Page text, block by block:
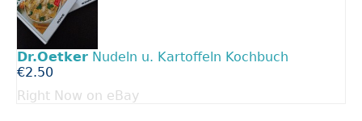
Dr.Oetker Nudeln u. Kartoffeln Kochbuch
€2.50
Right Now on eBay